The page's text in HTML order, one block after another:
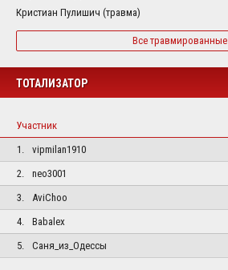
Кристиан Пулишич (травма)
Все травмированные
ТОТАЛИЗАТОР
Участник
1.
vipmilan1910
2.
neo3001
3.
AviChoo
4.
Babalex
5.
Саня_из_Одессы